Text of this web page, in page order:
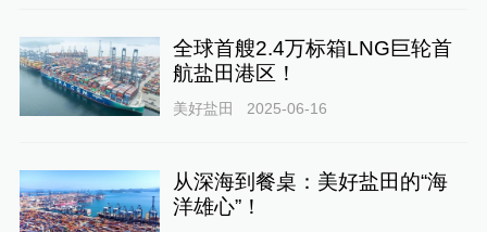
全球首艘2.4万标箱LNG巨轮首
航盐田港区！
美好盐田 2025-06-16
从深海到餐桌：美好盐田的“海
洋雄心”！